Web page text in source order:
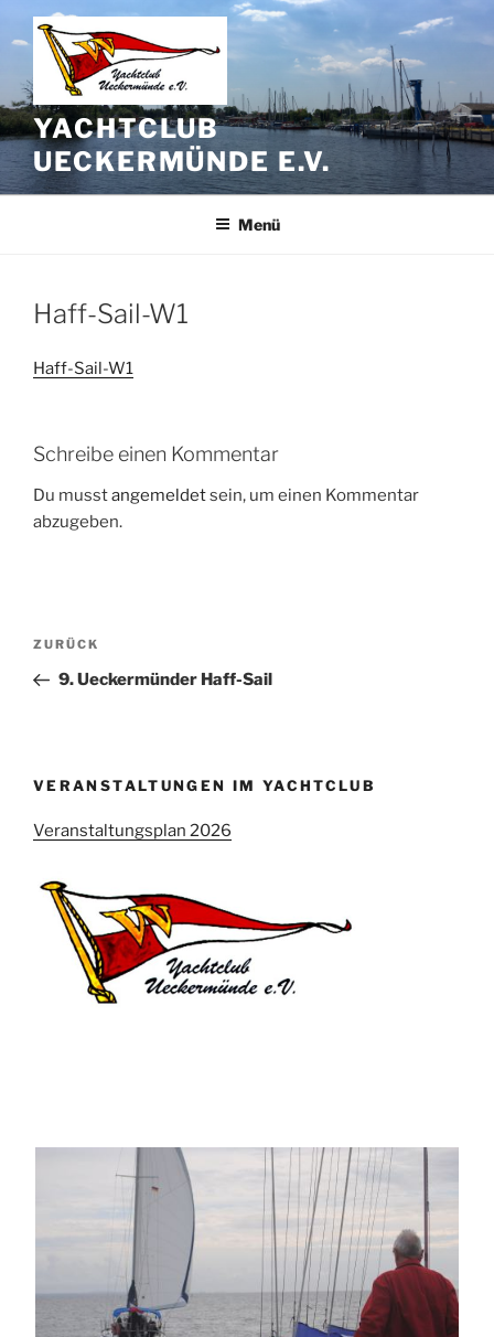
Zum
Inhalt
springen
YACHTCLUB
UECKERMÜNDE E.V.
Menü
Haff-Sail-W1
Haff-Sail-W1
Schreibe einen Kommentar
Du musstangemeldetsein, um einen Kommentar
abzugeben.
Beitragsnavigation
Vorheriger
Beitrag
ZURÜCK
9. Ueckermünder Haff-Sail
VERANSTALTUNGEN IM YACHTCLUB
Veranstaltungsplan 2026